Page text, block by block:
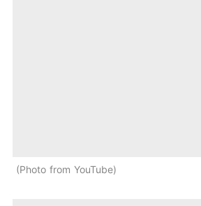
Photo from YouTube